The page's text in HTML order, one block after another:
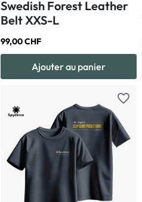
Swedish Forest Leather
Belt XXS-L
99,00 CHF
Ajouter au panier
favorite_border